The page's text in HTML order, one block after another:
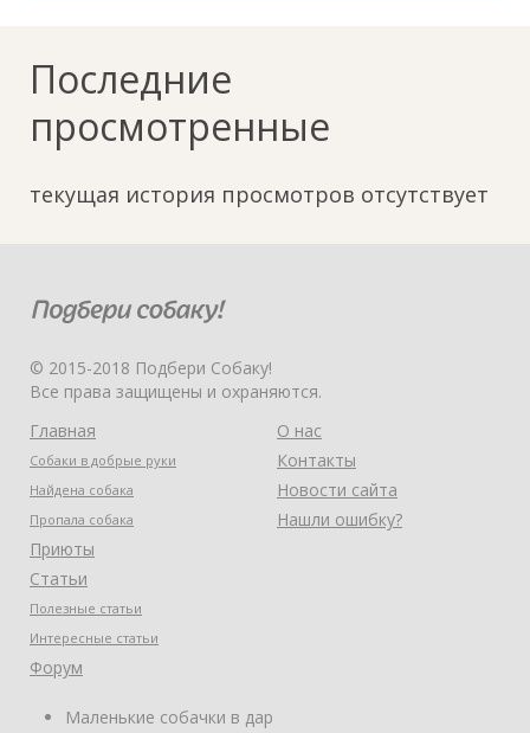
Последние
просмотренные
текущая история просмотров отсутствует
© 2015-2018 Подбери Собаку!
Все права защищены и охраняются.
Главная
Собаки в добрые руки
Найдена собака
Пропала собака
Приюты
Статьи
Полезные статьи
Интересные статьи
Форум
О нас
Контакты
Новости сайта
Нашли ошибку?
Маленькие собачки в дар